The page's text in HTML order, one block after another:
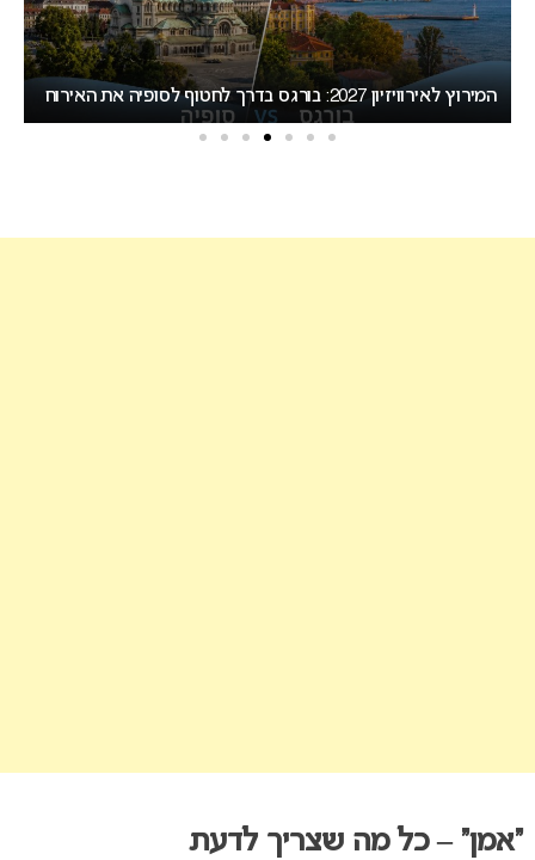
המירוץ לאירוויזיון 2027: בורגס בדרך לחטוף לסופיה את האירוח
“אמן” – כל מה שצריך לדעת